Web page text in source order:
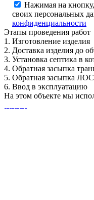
Нажимая на кнопку,
своих персональных
конфиденциальности
Этапы проведения работ
1. Изготовление изделия
2. Доставка изделия до
3. Установка септика в
4. Обратная засыпка
5. Обратная засыпка ЛОС
6. Ввод в эксплуатацию
На этом объекте мы